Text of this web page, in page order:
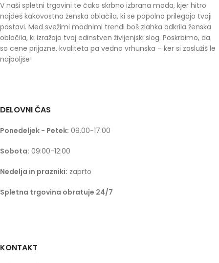
V naši spletni trgovini te čaka skrbno izbrana moda, kjer hitro
najdeš kakovostna ženska oblačila, ki se popolno prilegajo tvoji
postavi. Med svežimi modnimi trendi boš zlahka odkrila ženska
oblačila, ki izražajo tvoj edinstven življenjski slog. Poskrbimo, da
so cene prijazne, kvaliteta pa vedno vrhunska – ker si zaslužiš le
najboljše!
DELOVNI ČAS
Ponedeljek - Petek: 09.00-17.00
Sobota: 09:00-12:00
Nedelja in prazniki: zaprto
Spletna trgovina obratuje 24/7
KONTAKT